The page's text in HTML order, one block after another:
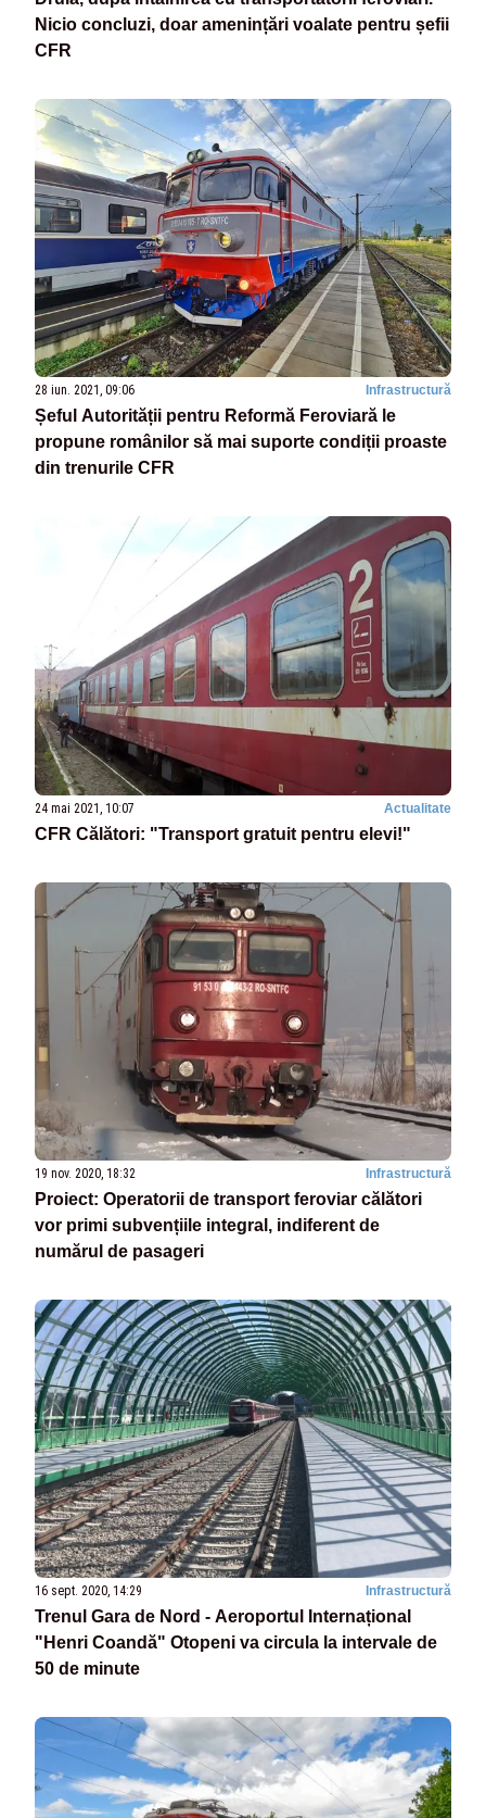
Nicio concluzi, doar amenințări voalate pentru șefii
CFR
28 iun. 2021, 09:06 Infrastructură
Șeful Autorității pentru Reformă Feroviară le
propune românilor să mai suporte condiții proaste
din trenurile CFR
24 mai 2021, 10:07 Actualitate
CFR Călători: "Transport gratuit pentru elevi!"
19 nov. 2020, 18:32 Infrastructură
Proiect: Operatorii de transport feroviar călători
vor primi subvențiile integral, indiferent de
numărul de pasageri
16 sept. 2020, 14:29 Infrastructură
Trenul Gara de Nord - Aeroportul Internațional
"Henri Coandă" Otopeni va circula la intervale de
50 de minute